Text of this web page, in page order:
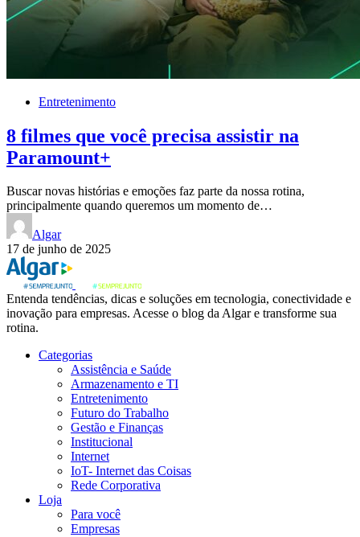
Entretenimento
8 filmes que você precisa assistir na
Paramount+
Buscar novas histórias e emoções faz parte da nossa rotina,
principalmente quando queremos um momento de…
Algar
17 de junho de 2025
Entenda tendências, dicas e soluções em tecnologia, conectividade e
inovação para empresas. Acesse o blog da Algar e transforme sua
rotina.
Categorias
Assistência e Saúde
Armazenamento e TI
Entretenimento
Futuro do Trabalho
Gestão e Finanças
Institucional
Internet
IoT- Internet das Coisas
Rede Corporativa
Loja
Para você
Empresas